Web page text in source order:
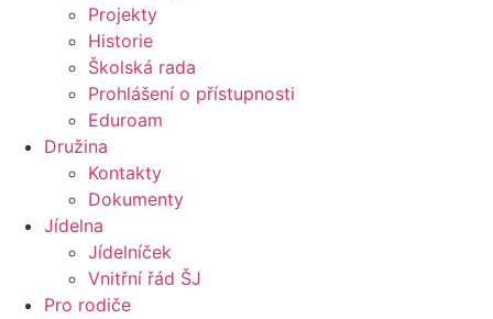
Projekty
Historie
Školská rada
Prohlášení o přístupnosti
Eduroam
Družina
Kontakty
Dokumenty
Jídelna
Jídelníček
Vnitřní řád ŠJ
Pro rodiče